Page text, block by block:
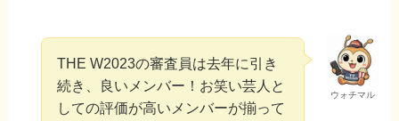
ウォチマル
THE W2023の審査員は去年に引き
続き、良いメンバー！お笑い芸人と
しての評価が高いメンバーが揃って